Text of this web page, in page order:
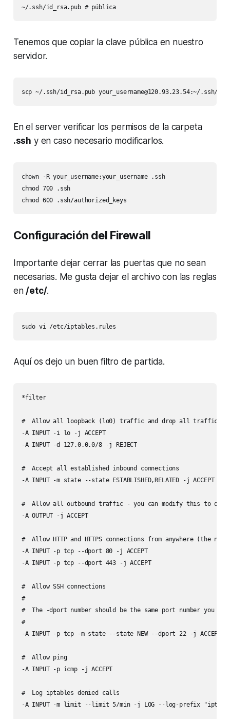
~/.ssh/id_rsa.pub # pública
Tenemos que copiar la clave pública en nuestro
servidor.
scp ~/.ssh/id_rsa.pub your_username@120.93.23.54:~/.ssh/
En el server verificar los permisos de la carpeta
.ssh y en caso necesario modificarlos.
chown -R your_username:your_username .ssh
chmod 700 .ssh
chmod 600 .ssh/authorized_keys
Configuración del Firewall
Importante dejar cerrar las puertas que no sean
necesarias. Me gusta dejar el archivo con las reglas
en /etc/.
sudo vi /etc/iptables.rules
Aquí os dejo un buen filtro de partida.
*filter
#  Allow all loopback (lo0) traffic and drop all traffic to
-A INPUT -i lo -j ACCEPT
-A INPUT -d 127.0.0.0/8 -j REJECT
#  Accept all established inbound connections
-A INPUT -m state --state ESTABLISHED,RELATED -j ACCEPT
#  Allow all outbound traffic - you can modify this to
-A OUTPUT -j ACCEPT
#  Allow HTTP and HTTPS connections from anywhere (the
-A INPUT -p tcp --dport 80 -j ACCEPT
-A INPUT -p tcp --dport 443 -j ACCEPT
#  Allow SSH connections
#
#  The -dport number should be the same port number you
#
-A INPUT -p tcp -m state --state NEW --dport 22 -j ACCEPT
#  Allow ping
-A INPUT -p icmp -j ACCEPT
#  Log iptables denied calls
-A INPUT -m limit --limit 5/min -j LOG --log-prefix